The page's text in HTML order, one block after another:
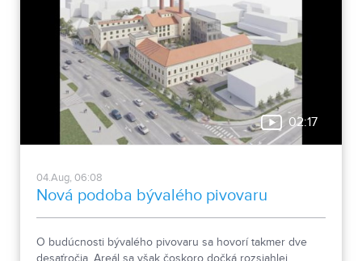
02:17
04.Aug, 06:08
Nová podoba bývalého pivovaru
O budúcnosti bývalého pivovaru sa hovorí takmer dve